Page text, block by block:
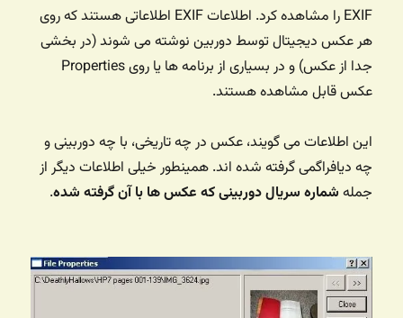
EXIF را مشاهده کرد. اطلاعات EXIF اطلاعاتی هستند که روی
هر عکس دیجیتال توسط دوربین نوشته می شوند (در بخشی
جدا از عکس) و در بسیاری از برنامه ها یا روی Properties
عکس قابل مشاهده هستند.
این اطلاعات می گویند، عکس در چه تاریخی، با چه دوربینی و
چه دیافراگمی گرفته شده اند. همینطور خیلی اطلاعات دیگر از
جمله شماره سریال دوربینی که عکس ها با آن گرفته شده.